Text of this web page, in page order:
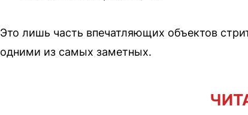
Это лишь часть впечатляющих объектов
одними из самых заметных.